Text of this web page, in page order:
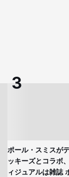
ポール・スミスが
ッキーズとコラボ
ィジュアルは雑誌